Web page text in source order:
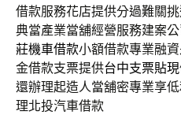
借款服務花店提供分過難關
典當產業當舖經營服務建案
莊機車借款小額借款專業融
金借款支票提供台中支票貼現
還辦理起造人當舖密專業享
理北投汽車借款